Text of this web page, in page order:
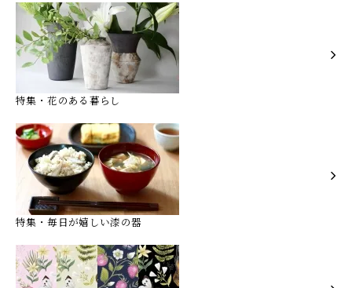
特集・花のある暮らし
特集・毎日が嬉しい漆の器